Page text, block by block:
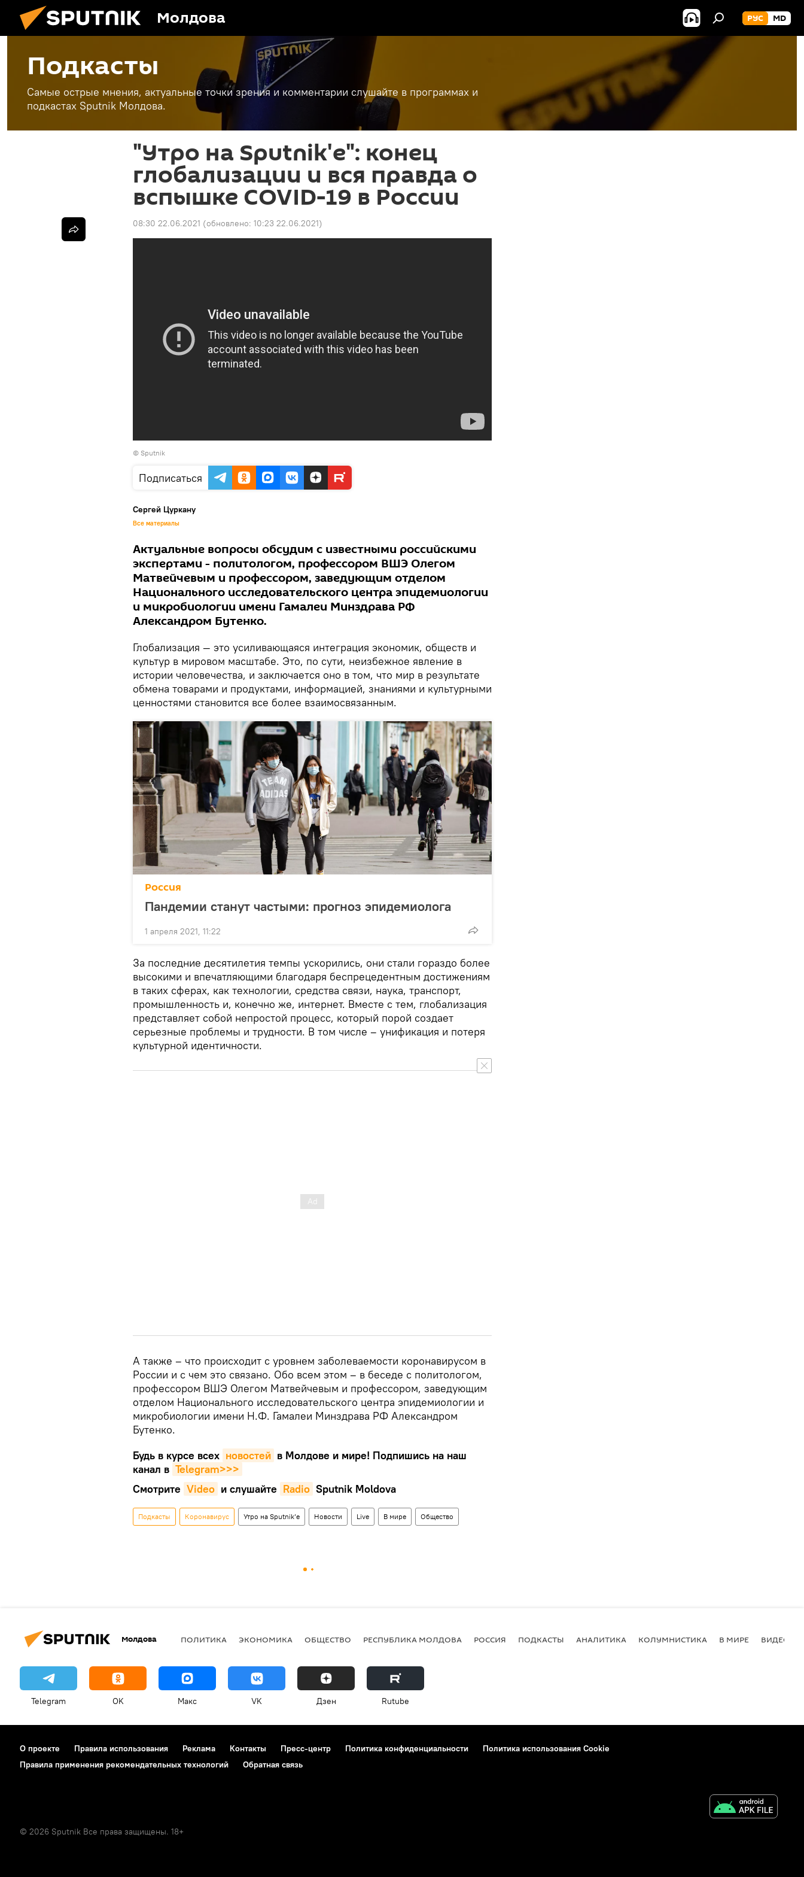
Молдова РУС MD
Подкасты
Самые острые мнения, актуальные точки зрения и комментарии слушайте в программах и
подкастах Sputnik Молдова.
"Утро на Sputnik'e": конец
глобализации и вся правда о
вспышке COVID-19 в России
08:30 22.06.2021 (обновлено: 10:23 22.06.2021)
© Sputnik
Подписаться
Сергей Цуркану
Все материалы
Актуальные вопросы обсудим с известными российскими
экспертами - политологом, профессором ВШЭ Олегом
Матвейчевым и профессором, заведующим отделом
Национального исследовательского центра эпидемиологии
и микробиологии имени Гамалеи Минздрава РФ
Александром Бутенко.
Глобализация — это усиливающаяся интеграция экономик, обществ и
культур в мировом масштабе. Это, по сути, неизбежное явление в
истории человечества, и заключается оно в том, что мир в результате
обмена товарами и продуктами, информацией, знаниями и культурными
ценностями становится все более взаимосвязанным.
Россия
Пандемии станут частыми: прогноз эпидемиолога
1 апреля 2021, 11:22
За последние десятилетия темпы ускорились, они стали гораздо более
высокими и впечатляющими благодаря беспрецедентным достижениям
в таких сферах, как технологии, средства связи, наука, транспорт,
промышленность и, конечно же, интернет. Вместе с тем, глобализация
представляет собой непростой процесс, который порой создает
серьезные проблемы и трудности. В том числе – унификация и потеря
культурной идентичности.
А также – что происходит с уровнем заболеваемости коронавирусом в
России и с чем это связано. Обо всем этом – в беседе с политологом,
профессором ВШЭ Олегом Матвейчевым и профессором, заведующим
отделом Национального исследовательского центра эпидемиологии и
микробиологии имени Н.Ф. Гамалеи Минздрава РФ Александром
Бутенко.
Будь в курсе всех новостей в Молдове и мире! Подпишись на наш
канал в Telegram>>>
Смотрите Video и слушайте Radio Sputnik Moldova
Подкасты Коронавирус Утро на Sputnik’e Новости Live В мире Общество
Молдова ПОЛИТИКА ЭКОНОМИКА ОБЩЕСТВО РЕСПУБЛИКА МОЛДОВА РОССИЯ ПОДКАСТЫ АНАЛИТИКА КОЛУМНИСТИКА В МИРЕ ВИДЕО
Telegram OK Макс VK Дзен Rutube
О проекте Правила использования Реклама Контакты Пресс-центр Политика конфиденциальности
Политика использования Cookie
Правила применения рекомендательных технологий
Обратная связь
© 2026 Sputnik Все права защищены. 18+